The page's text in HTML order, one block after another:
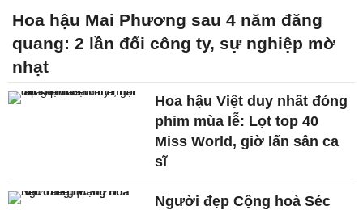
Hoa hậu Mai Phương sau 4 năm đăng
quang: 2 lần đổi công ty, sự nghiệp mờ
nhạt
Hoa hậu Việt duy nhất đóng
phim mùa lễ: Lọt top 40
Miss World, giờ lấn sân ca
sĩ
Người đẹp Cộng hoà Séc